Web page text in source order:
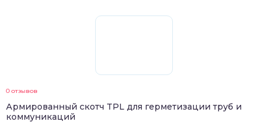
0 отзывов
Армированный скотч TPL для герметизации труб и
коммуникаций